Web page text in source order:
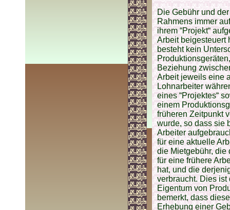
Die Gebühr und
Rahmens immer
ihrem “Projekt“
Arbeit beigesteuert
besteht kein
Beziehung
Arbeit jeweils eine
Lohnarbeiter
eines “Projektes“
einem
früheren Zeitpunkt
wurde, so dass sie
Arbeiter
für eine aktuelle
die Mietgebühr, die
für eine frühere
hat, und die
verbraucht. Dies
Eigentum von
bemerkt, dass
Erhebung einer